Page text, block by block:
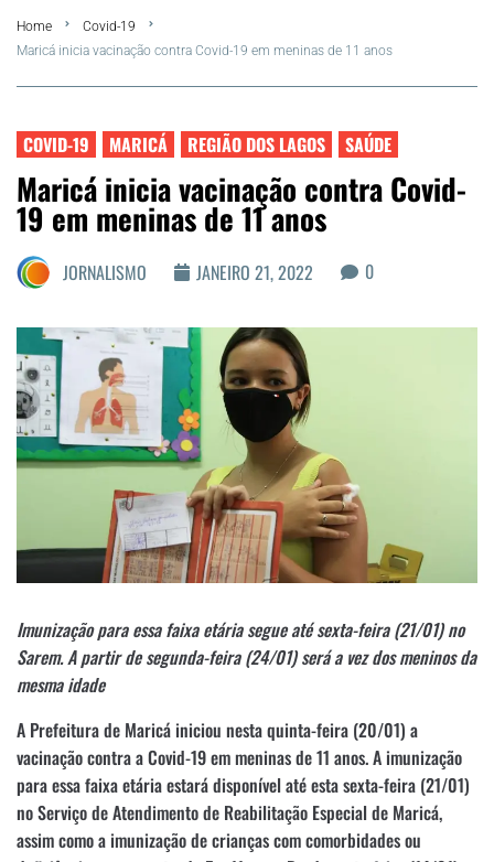
FLA Araru 2026
Região dos Lagos
Agenda Cultural
Colunistas
Matérias Exclusivas
Home
Covid-19
Maricá inicia vacinação contra Covid-19 em meninas de 11 anos
COVID-19 MARICÁ REGIÃO DOS LAGOS SAÚDE
Maricá inicia vacinação contra Covid-
19 em meninas de 11 anos
JORNALISMO JANEIRO 21, 2022 0
Imunização para essa faixa etária segue até sexta-feira (21/01) no
Sarem. A partir de segunda-feira (24/01) será a vez dos meninos da
mesma idade
A Prefeitura de Maricá iniciou nesta quinta-feira (20/01) a
vacinação contra a Covid-19 em meninas de 11 anos. A imunização
para essa faixa etária estará disponível até esta sexta-feira (21/01)
no Serviço de Atendimento de Reabilitação Especial de Maricá,
assim como a imunização de crianças com comorbidades ou